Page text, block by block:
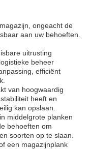
ongeacht de
aan uw behoeften.
uitrusting
beheer
efficiënt
van hoogwaardig
heeft en
kan opslaan.
middelgrote planken
behoeften om
soorten op te slaan.
een magazijnplank